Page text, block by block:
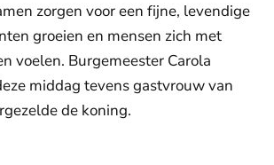
zorgen voor een fijne, levendige
groeien en mensen zich met
voelen. Burgemeester Carola
middag tevens gastvrouw van
de koning.